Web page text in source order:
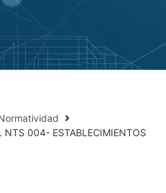
NTS 004- ESTABLECIMIENTOS